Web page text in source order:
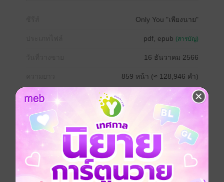
Only You "เพียงนาย"
pdf, epub (สารบัญ)
16 ธันวาคม 2566
859 หน้า (≈ 128,946 คำ)
ราคาปก 399 บาท (ประหยัด 75%)
สนใจเวอร์ชันกระดาษ เชิญทางนี้!
เวอร์ชันกระดาษมีวางขายที่เว็บไซต์สำนัก
พิมพ์ จะไม่มีขายโดย MEB นะจ๊ะ สามารถสั่ง
ซื้อ หรือติดต่อคนขายโดยตรงเลยจ้ะ